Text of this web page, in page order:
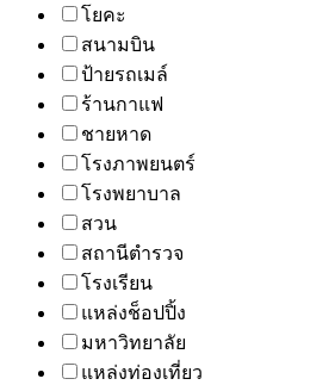
โยคะ
สนามบิน
ป้ายรถเมล์
ร้านกาแฟ
ชายหาด
โรงภาพยนตร์
โรงพยาบาล
สวน
สถานีตำรวจ
โรงเรียน
แหล่งช็อปปิ้ง
มหาวิทยาลัย
แหล่งท่องเที่ยว